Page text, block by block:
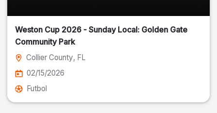
Weston Cup 2026 - Sunday Local: Golden Gate
Community Park
Collier County, FL
02/15/2026
Futbol